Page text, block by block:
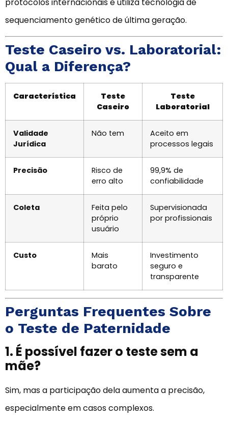
sequenciamento genético de última geração.
Teste Caseiro vs. Laboratorial:
Qual a Diferença?
Característica
Teste
Caseiro
Teste
Laboratorial
Validade
Jurídica
Não tem
Aceito em
processos legais
Precisão
Risco de
erro alto
99,9% de
confiabilidade
Coleta
Feita pelo
próprio
usuário
Supervisionada
por profissionais
Custo
Mais
barato
Investimento
seguro e
transparente
Perguntas Frequentes Sobre
o Teste de Paternidade
1. É possível fazer o teste sem a
mãe?
Sim, mas a participação dela aumenta a precisão,
especialmente em casos complexos.